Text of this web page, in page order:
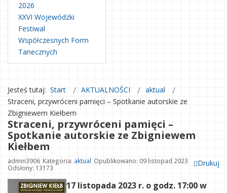
2026
XXVI Wojewódzki
Festiwal
Współczesnych Form
Tanecznych
Jesteś tutaj: Start AKTUALNOŚCI
aktual
Straceni, przywróceni pamięci – Spotkanie autorskie ze
Zbigniewem Kiełbem
Straceni, przywróceni pamięci –
Spotkanie autorskie ze Zbigniewem
Kiełbem
Drukuj
admin3906 Kategoria: aktual Opublikowano: 09 listopad 2023
Odsłony: 13173
17 listopada 2023 r. o godz. 17:00w